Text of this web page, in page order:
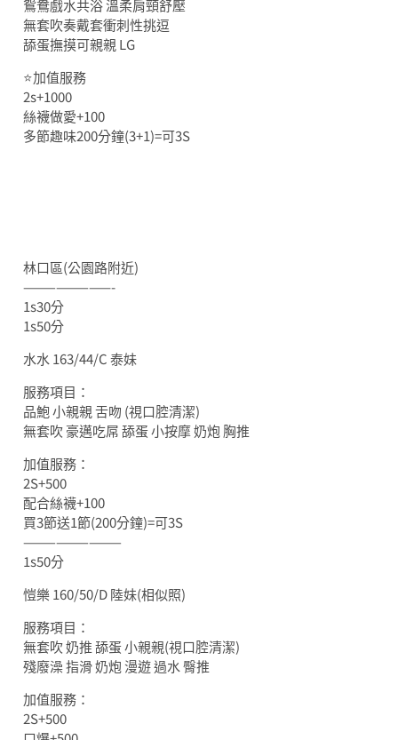
鴛鴦戲水共浴 溫柔肩頸舒壓
無套吹奏戴套衝刺性挑逗
舔蛋撫摸可親親 LG
⭐️加值服務
2s+1000
絲襪做愛+100
多節趣味200分鐘(3+1)=可3S
林口區(公園路附近)
————————-
1s30分
1s50分
水水 163/44/C 泰妹
服務項目：
品鮑 小親親 舌吻 (視口腔清潔)
無套吹 豪邁吃屌 舔蛋 小按摩 奶炮 胸推
加值服務：
2S+500
配合絲襪+100
買3節送1節(200分鐘)=可3S
—————————
1s50分
愷樂 160/50/D 陸妹(相似照)
服務項目：
無套吹 奶推 舔蛋 小親親(視口腔清潔)
殘廢澡 指滑 奶炮 漫遊 過水 臀推
加值服務：
2S+500